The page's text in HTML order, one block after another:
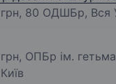
, 80 ОДШБр, Вся
, ОПБр ім.